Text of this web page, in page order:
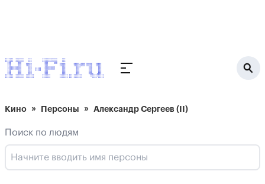
Кино Персоны Александр Сергеев (II)
Поиск по людям